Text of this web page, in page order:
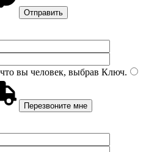
вы человек, выбрав Ключ.